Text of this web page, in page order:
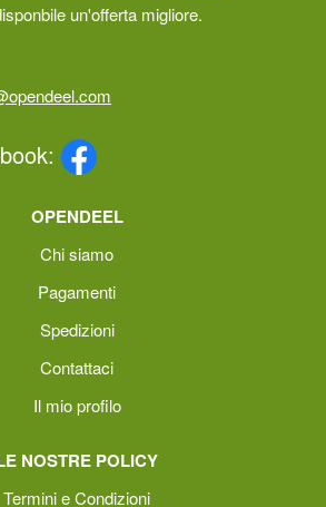
un'offerta migliore.
OPENDEEL
Chi siamo
Pagamenti
Spedizioni
Contattaci
Il mio profilo
NOSTRE POLICY
Termini e Condizioni